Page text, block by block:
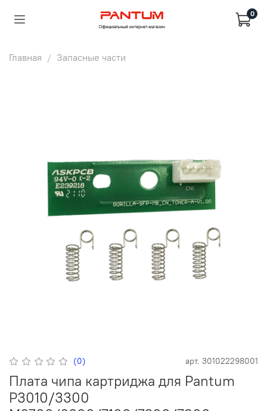
0
Главная Запасные части
(0) арт. 301022298001
Плата чипа картриджа для Pantum
P3010/3300